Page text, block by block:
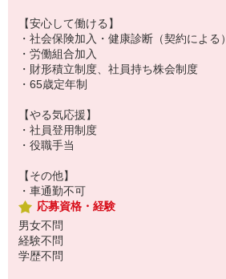
【安心して働ける】
・社会保険加入・健康診断（契約による）
・労働組合加入
・財形積立制度、社員持ち株会制度
・65歳定年制
【やる気応援】
・社員登用制度
・役職手当
【その他】
・車通勤不可
応募資格・経験
男女不問
経験不問
学歴不問